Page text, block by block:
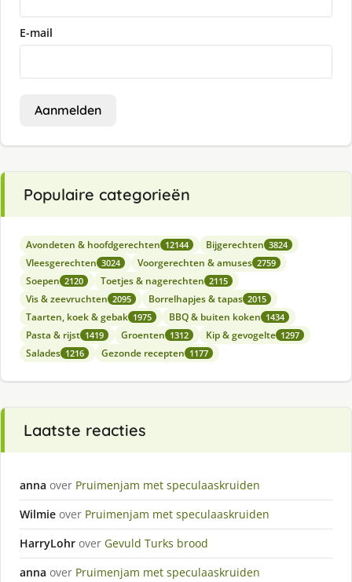
E-mail
Aanmelden
Populaire categorieën
Avondeten & hoofdgerechten 12144 Bijgerechten 3824
Vleesgerechten 3024 Voorgerechten & amuses 2759
Soepen 2120 Toetjes & nagerechten 2115
Vis & zeevruchten 2095 Borrelhapjes & tapas 2015
Taarten, koek & gebak 1975 BBQ & buiten koken 1434
Pasta & rijst 1419 Groenten 1312 Kip & gevogelte 1297
Salades 1216 Gezonde recepten 1177
Laatste reacties
anna over Pruimenjam met speculaaskruiden
Wilmie over Pruimenjam met speculaaskruiden
HarryLohr over Gevuld Turks brood
anna over Pruimenjam met speculaaskruiden